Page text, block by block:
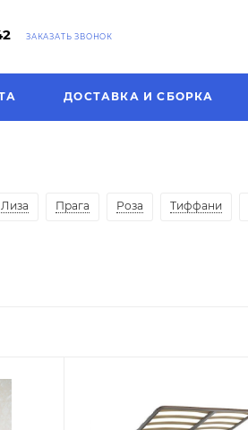
ЗАКАЗАТЬ ЗВОНОК
ДОСТАВКА И СБОРКА
Прага Роза Тиффани